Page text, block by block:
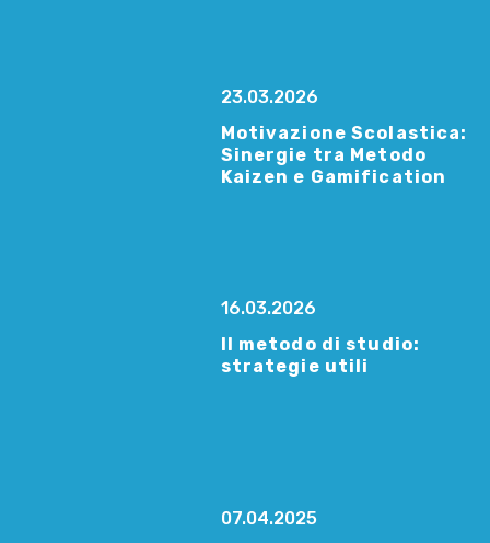
23.03.2026
Motivazione Scolastica:
Sinergie tra Metodo
Kaizen e Gamification
16.03.2026
Il metodo di studio:
strategie utili
07.04.2025